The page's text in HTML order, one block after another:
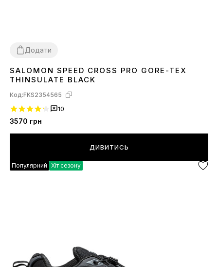
Додати
414243 44 45 46
SALOMON SPEED CROSS PRO GORE-TEX
THINSULATE BLACK
Код:FKS2354565
10
3570 грн
ДИВИТИСЬ
Популярний Хіт сезону